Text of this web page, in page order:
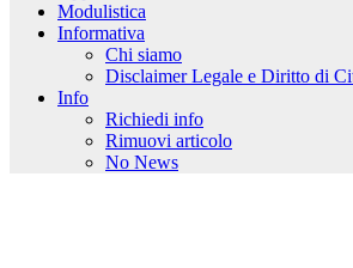
Modulistica
Informativa
Chi siamo
Disclaimer Legale e Diritto di
Info
Richiedi info
Rimuovi articolo
No News